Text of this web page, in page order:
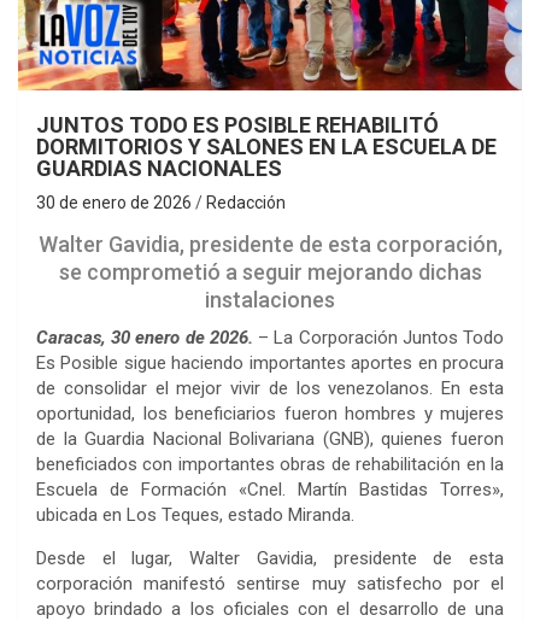
JUNTOS TODO ES POSIBLE REHABILITÓ
DORMITORIOS Y SALONES EN LA ESCUELA DE
GUARDIAS NACIONALES
30 de enero de 2026 Redacción
Walter Gavidia, presidente de esta corporación,
se comprometió a seguir mejorando dichas
instalaciones
Caracas, 30 enero de 2026. – La Corporación Juntos Todo
Es Posible sigue haciendo importantes aportes en procura
de consolidar el mejor vivir de los venezolanos. En esta
oportunidad, los beneficiarios fueron hombres y mujeres
de la Guardia Nacional Bolivariana (GNB), quienes fueron
beneficiados con importantes obras de rehabilitación en la
Escuela de Formación «Cnel. Martín Bastidas Torres»,
ubicada en Los Teques, estado Miranda.
Desde el lugar, Walter Gavidia, presidente de esta
corporación manifestó sentirse muy satisfecho por el
apoyo brindado a los oficiales con el desarrollo de una